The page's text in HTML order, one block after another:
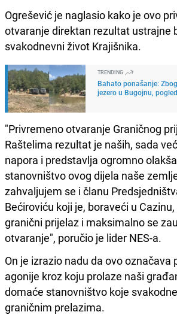
Ogrešević je naglasio kako je ovo
otvaranje direktan rezultat ustrajne
svakodnevni život Krajišnika.
TRENDING
Bahato ponašanje:
jezero u Bugojnu,
"Privremeno otvaranje Graničnog
Raštelima rezultat je naših, sada
napora i predstavlja ogromno
stanovništvo ovog dijela naše
zahvaljujem se i članu
Bećiroviću koji je, boraveći u
granični prijelaz i maksimalno se
otvaranje", poručio je lider NES-a.
On je izrazio nadu da ovo označava
agonije kroz koju prolaze naši
domaće stanovništvo koje
graničnim prelazima.